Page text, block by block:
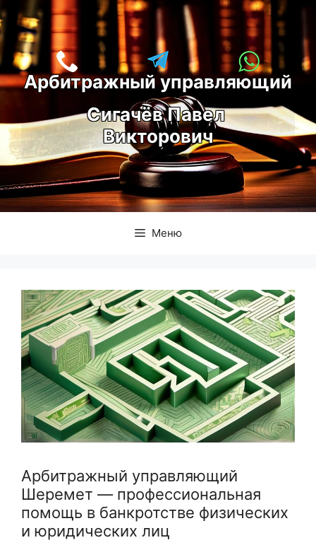
Перейти
к
содержимому
Арбитражный управляющий
Сигачёв Павел
Викторович
Меню
Арбитражный управляющий
Шеремет — профессиональная
помощь в банкротстве физических
и юридических лиц